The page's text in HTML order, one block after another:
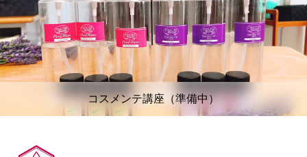
コスメンテ講座（準備中）